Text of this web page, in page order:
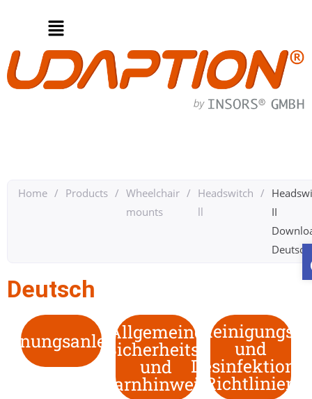
Home / Products / Wheelchair
mounts
/ Headswitch
ll
/
II
Deutsch
Allgemeine
Sicherheits-
und
Warnhinweise
Reinigungs-
und
Desinfektions-
Richtlinien